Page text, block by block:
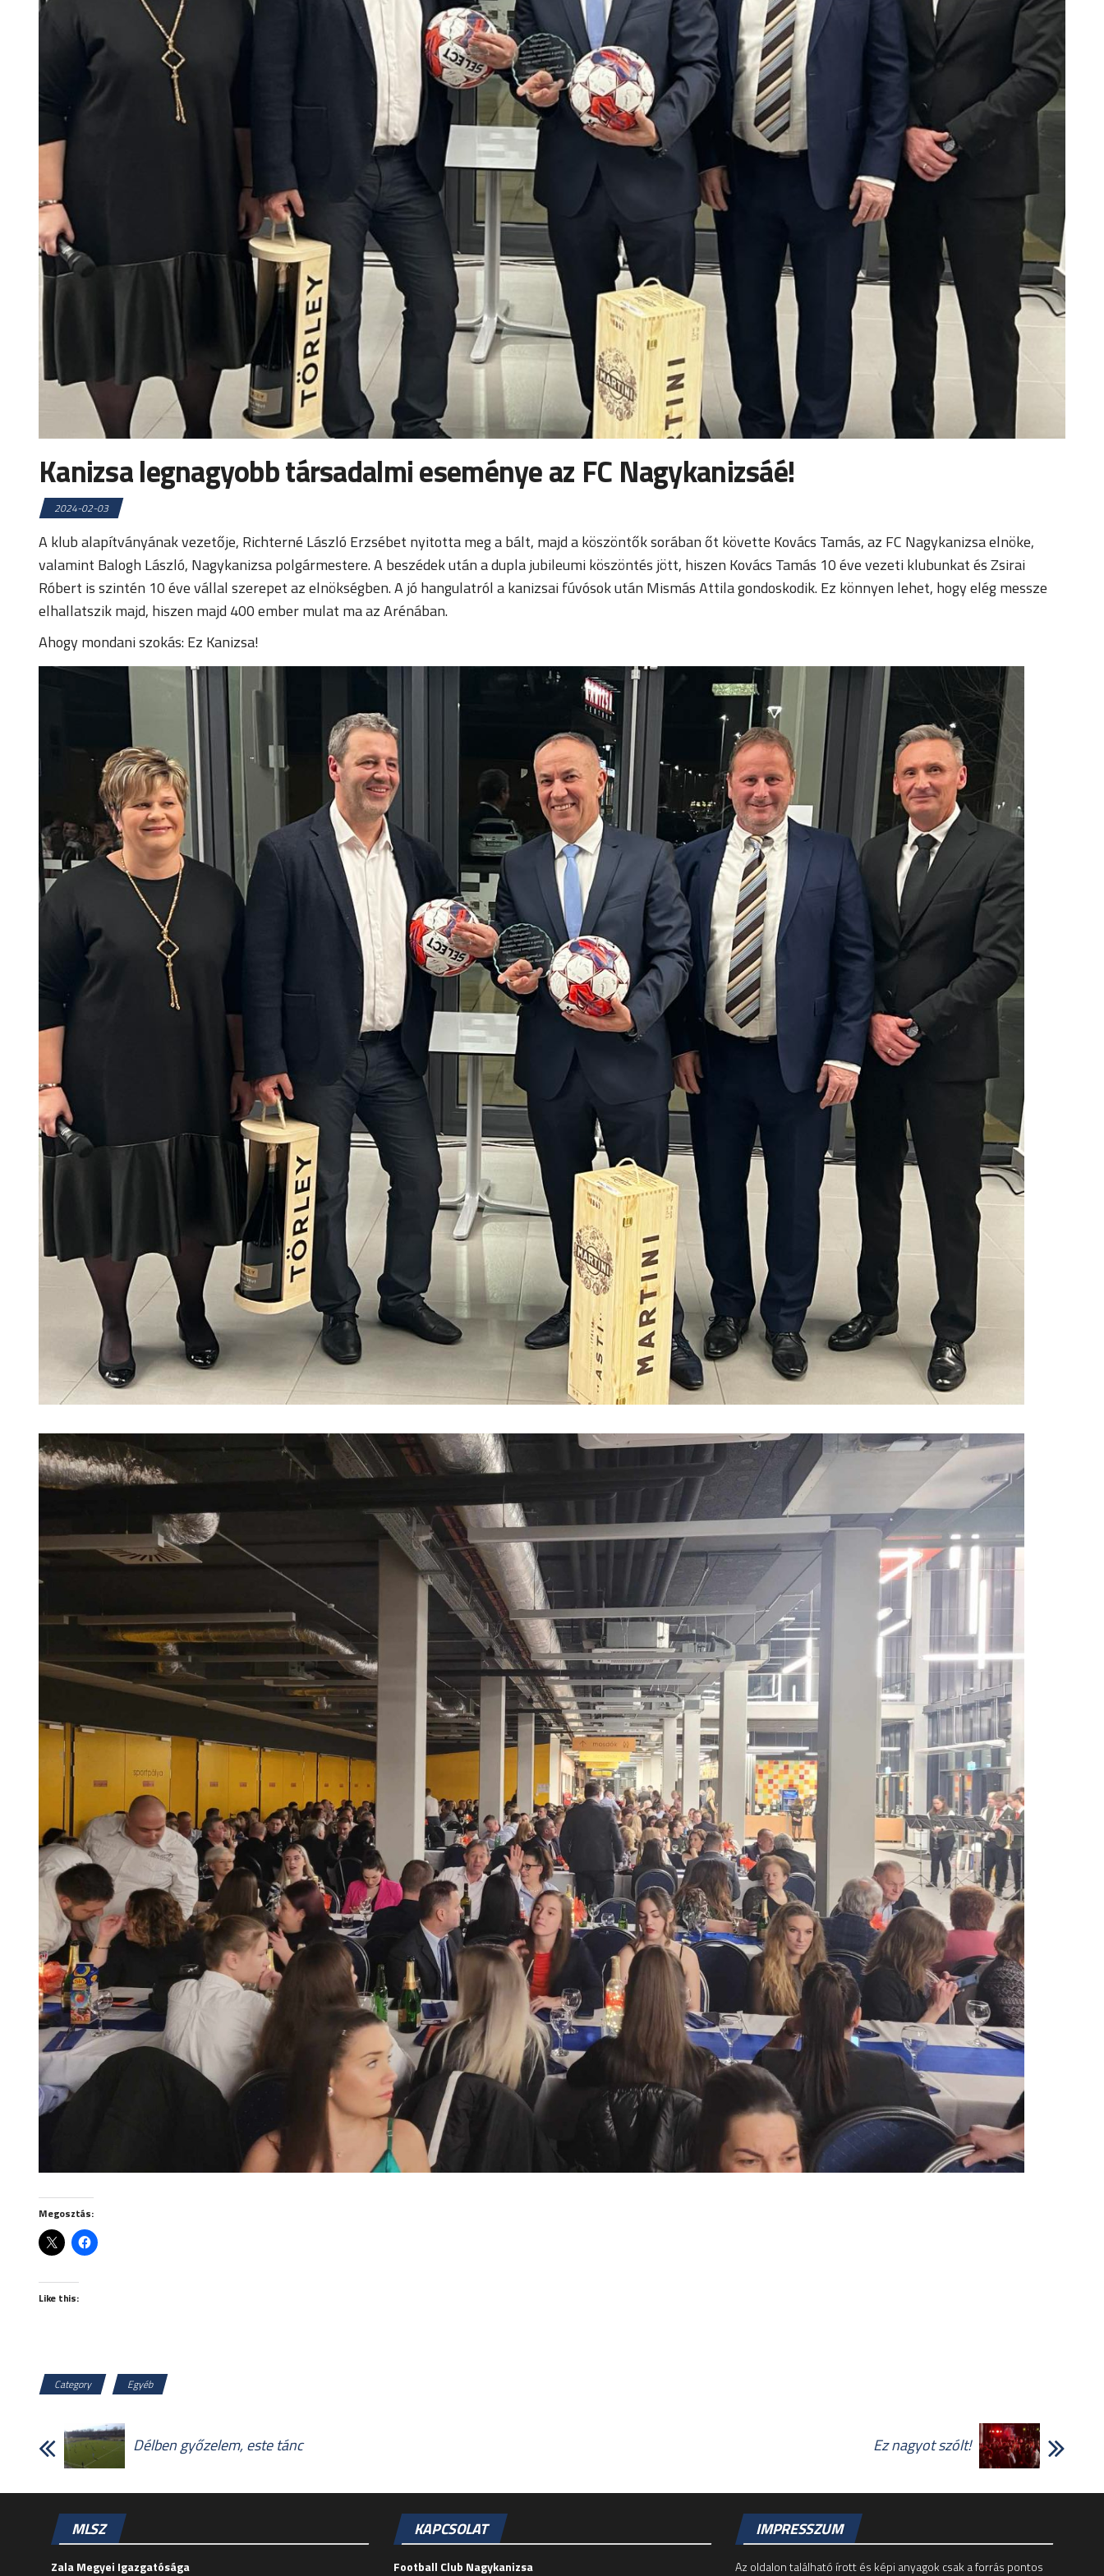
Kanizsa legnagyobb társadalmi eseménye az FC Nagykanizsáé!
2024-02-03
A klub alapítványának vezetője, Richterné László Erzsébet nyitotta meg a bált, majd a köszöntők sorában őt követte Kovács Tamás, az FC Nagykanizsa elnöke,
valamint Balogh László, Nagykanizsa polgármestere. A beszédek után a dupla jubileumi köszöntés jött, hiszen Kovács Tamás 10 éve vezeti klubunkat és Zsirai
Róbert is szintén 10 éve vállal szerepet az elnökségben. A jó hangulatról a kanizsai fúvósok után Mismás Attila gondoskodik. Ez könnyen lehet, hogy elég messze
elhallatszik majd, hiszen majd 400 ember mulat ma az Arénában.
Ahogy mondani szokás: Ez Kanizsa!
Megosztás:
Like this:
Category Egyéb
Délben győzelem, este tánc Ez nagyot szólt!
MLSZ
Zala Megyei Igazgatósága
KAPCSOLAT
Football Club Nagykanizsa
IMPRESSZUM
Az oldalon található írott és képi anyagok csak a forrás pontos